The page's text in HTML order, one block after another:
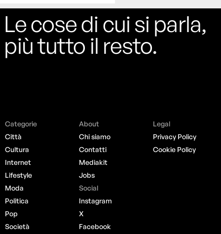
Le cose di cui si parla,
più tutto il resto.
Categorie
Città
Cultura
Internet
Lifestyle
Moda
Politica
Pop
Società
About
Chi siamo
Contatti
Mediakit
Jobs
Social
Instagram
X
Facebook
Legal
Privacy Policy
Cookie Policy